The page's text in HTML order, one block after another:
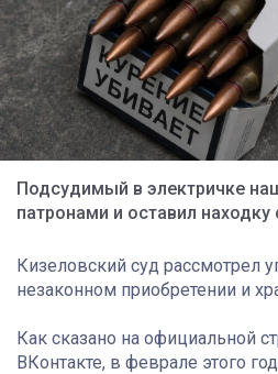
Подсудимый в электричке
патронами и оставил находку
Кизеловский суд рассмотрел
незаконном приобретении и
Как сказано на официальной
ВКонтакте, в феврале этого